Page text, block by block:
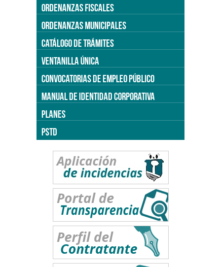
ORDENANZAS FISCALES
ORDENANZAS MUNICIPALES
CATÁLOGO DE TRÁMITES
VENTANILLA ÚNICA
CONVOCATORIAS DE EMPLEO PÚBLICO
MANUAL DE IDENTIDAD CORPORATIVA
PLANES
PSTD